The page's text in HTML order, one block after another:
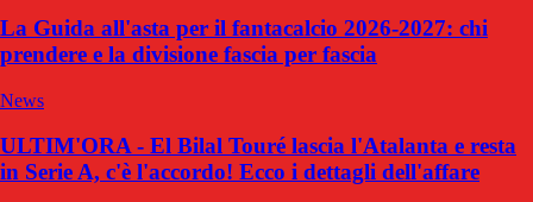
La Guida all'asta per il fantacalcio 2026-2027: chi
prendere e la divisione fascia per fascia
News
ULTIM'ORA - El Bilal Touré lascia l'Atalanta e resta
in Serie A, c'è l'accordo! Ecco i dettagli dell'affare